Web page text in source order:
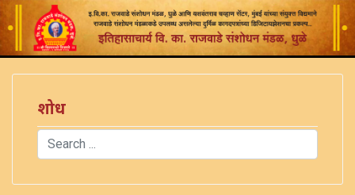
शोध
Search